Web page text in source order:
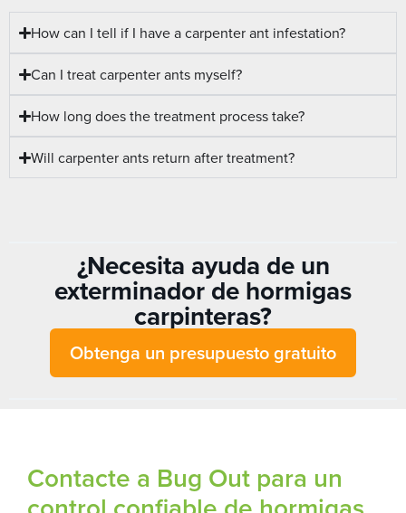
How can I tell if I have a carpenter ant infestation?
Can I treat carpenter ants myself?
How long does the treatment process take?
Will carpenter ants return after treatment?
¿Necesita ayuda de un
exterminador de hormigas
carpinteras?
Obtenga un presupuesto gratuito
Contacte a Bug Out para un